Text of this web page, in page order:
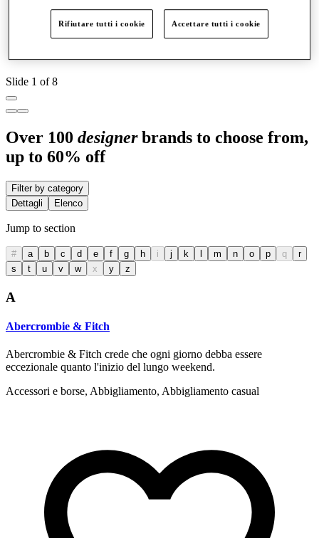
Slide 1 of 8
Over 100 designerbrands to choose from,
up to 60% off
Filter by category
Dettagli
Elenco
Jump to section
# a b c d e f g h i j k m n o p q
r
s
t u v w x y z
A
Abercrombie & Fitch
Abercrombie & Fitch crede che ogni giorno debba essere
eccezionale quanto l'inizio del lungo weekend.
Accessori e borse, Abbigliamento, Abbigliamento casual
Rifiutare tutti i cookie Accettare tutti i cookie